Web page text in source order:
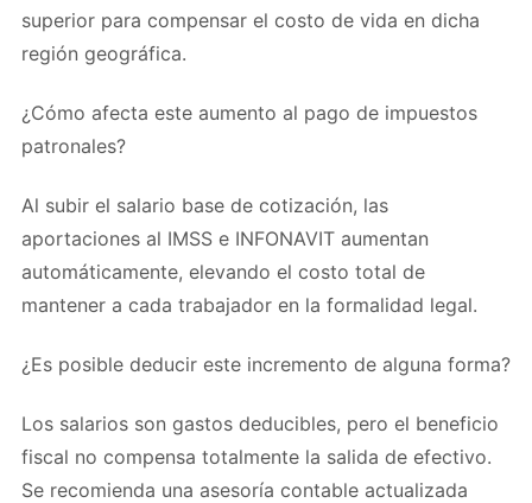
superior para compensar el costo de vida en dicha
región geográfica.
¿Cómo afecta este aumento al pago de impuestos
patronales?
Al subir el salario base de cotización, las
aportaciones al IMSS e INFONAVIT aumentan
automáticamente, elevando el costo total de
mantener a cada trabajador en la formalidad legal.
¿Es posible deducir este incremento de alguna forma?
Los salarios son gastos deducibles, pero el beneficio
fiscal no compensa totalmente la salida de efectivo.
Se recomienda una asesoría contable actualizada